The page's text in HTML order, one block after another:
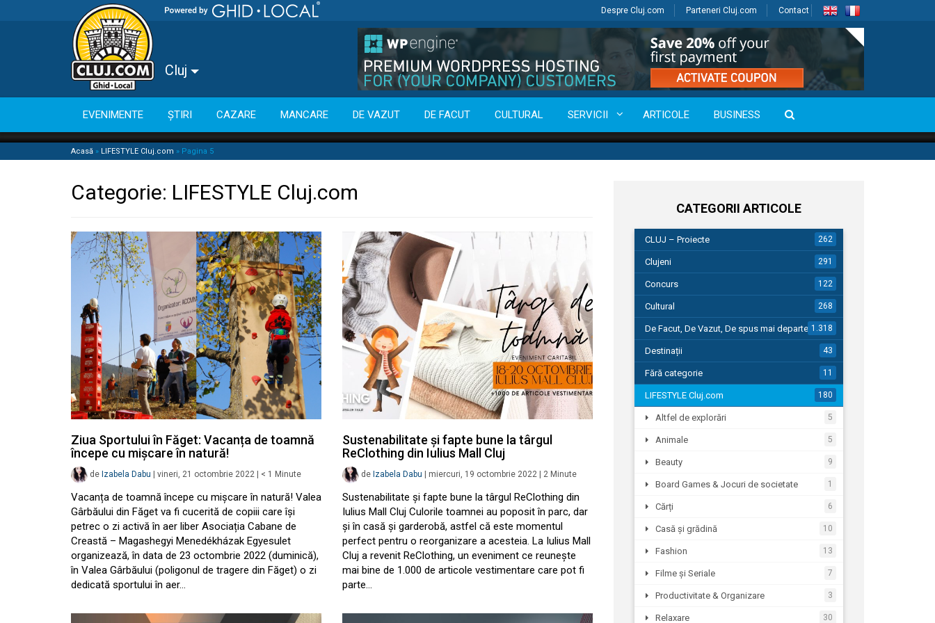
Despre Cluj.com Parteneri Cluj.com Contact
Cluj
EVENIMENTE ȘTIRI CAZARE MANCARE DE VAZUT DE FACUT CULTURAL SERVICII ARTICOLE BUSINESS
Acasă » LIFESTYLE Cluj.com » Pagina 5
Categorie: LIFESTYLE Cluj.com
Ziua Sportului în Făget: Vacanța de toamnă
începe cu mișcare în natură!
de Izabela Dabu vineri, 21 octombrie 2022 < 1 Minute
Vacanța de toamnă începe cu mișcare în natură! Valea
Gârbăului din Făget va fi cucerită de copiii care își
petrec o zi activă în aer liber Asociația Cabane de
Creastă – Magashegyi Menedékházak Egyesulet
organizează, în data de 23 octombrie 2022 (duminică),
în Valea Gârbăului (poligonul de tragere din Făget) o zi
dedicată sportului în aer…
Sustenabilitate și fapte bune la târgul
ReClothing din Iulius Mall Cluj
de Izabela Dabu miercuri, 19 octombrie 2022 2 Minute
Sustenabilitate și fapte bune la târgul ReClothing din
Iulius Mall Cluj Culorile toamnei au poposit în parc, dar
și în casă și garderobă, astfel că este momentul
perfect pentru o reorganizare a acesteia. La Iulius Mall
Cluj a revenit ReClothing, un eveniment ce reunește
mai bine de 1.000 de articole vestimentare care pot fi
parte…
CATEGORII ARTICOLE
CLUJ – Proiecte 262
Clujeni 291
Concurs 122
Cultural 268
De Facut, De Vazut, De spus mai departe…1.318
Destinații 43
Fără categorie 11
LIFESTYLE Cluj.com 180
Altfel de explorări 5
Animale 5
Beauty 9
Board Games & Jocuri de societate 1
Cărți 6
Casă și grădină 10
Fashion 13
Filme și Seriale 7
Productivitate & Organizare 3
Relaxare 30